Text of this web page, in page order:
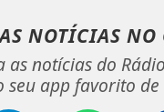
NOTÍCIAS NO
as notícias do
seu app favorito de